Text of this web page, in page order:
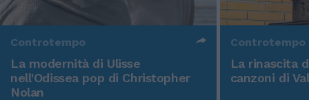
Controtempo
La modernità di Ulisse
nell'Odissea pop di Christopher
Nolan
Controtempo
La rinascita
canzoni di